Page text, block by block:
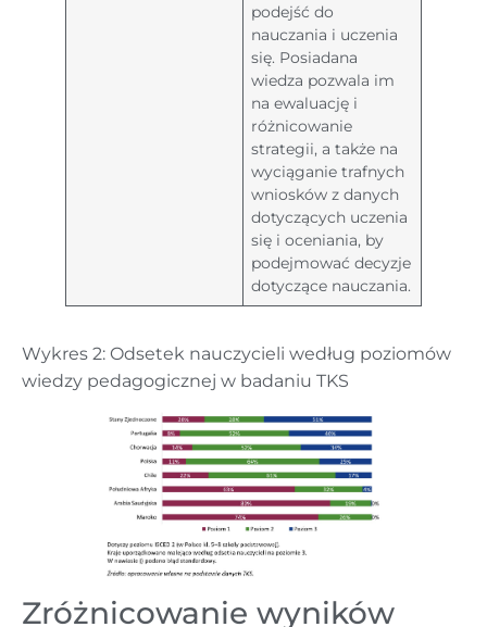
podejść do
nauczania i uczenia
się. Posiadana
wiedza pozwala im
na ewaluację i
różnicowanie
strategii, a także na
wyciąganie trafnych
wniosków z danych
dotyczących uczenia
się i oceniania, by
podejmować decyzje
dotyczące nauczania.
Wykres 2: Odsetek nauczycieli według poziomów
wiedzy pedagogicznej w badaniu TKS
Zróżnicowanie wyników